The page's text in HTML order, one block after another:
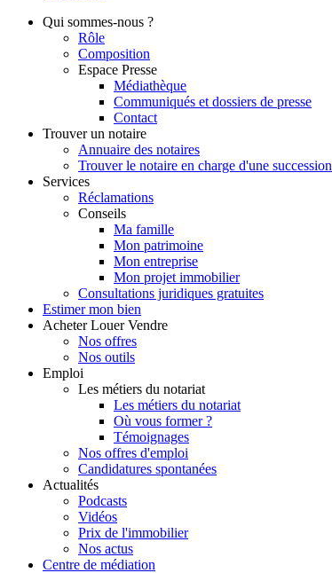
Qui sommes-nous ?
Rôle
Composition
Espace Presse
Médiathèque
Communiqués et dossiers de presse
Contact
Trouver un notaire
Annuaire des notaires
Trouver le notaire en charge d'une succession
Services
Réclamations
Conseils
Ma famille
Mon patrimoine
Mon entreprise
Mon projet immobilier
Consultations juridiques gratuites
Estimer mon bien
Acheter Louer Vendre
Nos offres
Nos outils
Emploi
Les métiers du notariat
Les métiers du notariat
Où vous former ?
Témoignages
Nos offres d'emploi
Candidatures spontanées
Actualités
Podcasts
Vidéos
Prix de l'immobilier
Nos actus
Centre de médiation